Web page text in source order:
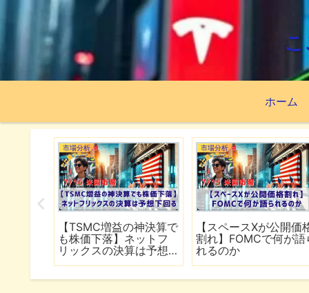
ホーム
市場分析
【TSMC増益の神決算で
も株価下落】ネットフ
リックスの決算は予想
市場分析
【スペースXが公開価
割れ】FOMCで何が語
れるのか